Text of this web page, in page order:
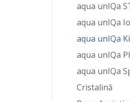
aqua unIQa
aqua unIQa
aqua unIQa
aqua unIQa
aqua unIQa
Cristalină